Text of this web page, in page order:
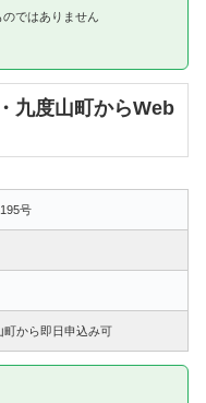
ではありません
九度山町からWeb
号
町から即日申込み可